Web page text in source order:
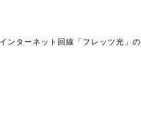
ンターネット回線「フレッツ光」